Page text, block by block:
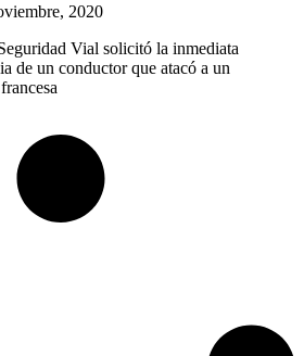
2020
Vial solicitó la inmediata
de un conductor que atacó a un